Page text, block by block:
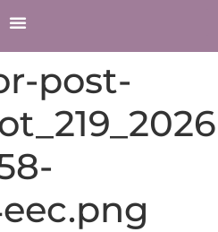
post-